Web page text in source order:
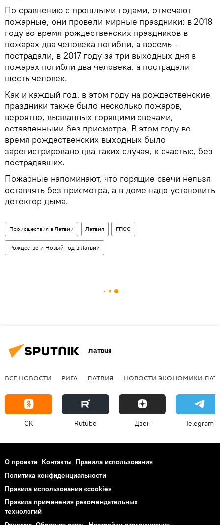
По сравнению с прошлыми годами, отмечают
пожарные, они провели мирные праздники: в 2018
году во время рождественских праздников в
пожарах два человека погибли, а восемь -
пострадали, в 2017 году за три выходных дня в
пожарах погибли два человека, а пострадали
шесть человек.
Как и каждый год, в этом году на рождественские
праздники также было несколько пожаров,
вероятно, вызванных горящими свечами,
оставленными без присмотра. В этом году во
время рождественских выходных было
зарегистрировано два таких случая, к счастью, без
пострадавших.
Пожарные напоминают, что горящие свечи нельзя
оставлять без присмотра, а в доме надо установить
детектор дыма.
Происшествия в Латвии Латвия ГПСС
Рождество и Новый год в Латвии
Латвия
ВСЕ НОВОСТИ РИГА ЛАТВИЯ НОВОСТИ ЭКОНОМИКИ
OK Rutube Дзен Telegram
О проекте Контакты Правила использования
Политика конфиденциальности
Правила использования «cookie»
Правила применения рекомендательных
технологий